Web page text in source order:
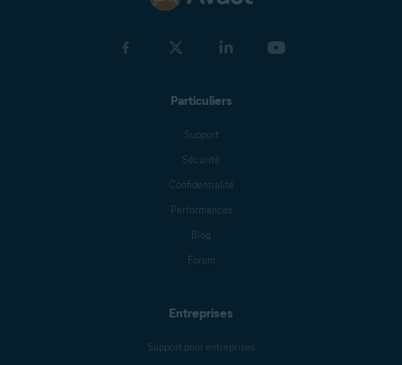
Benjamin Gorman
Jessica Valasek Estenssoro
Melanie Weber
Crissy Joshua
Particuliers
Support
Sécurité
Confidentialité
Performances
Blog
Forum
Entreprises
Support pour entreprises